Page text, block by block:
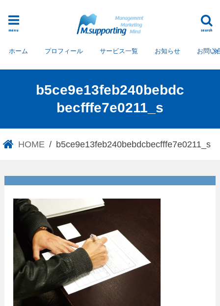
search
menu
ホーム プロフィール サービス一覧 お知らせ お問い
b5ce9e13feb240bebdc
becfffe7e0211_s
HOME b5ce9e13feb240bebdcbecfffe7e0211_s
b5ce9e13feb240bebdcbecfffe7